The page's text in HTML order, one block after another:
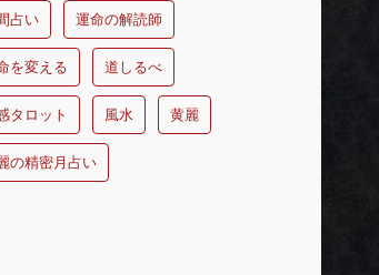
占い 運命の解読師
を変える 道しるべ
タロット 風水 黄麗
の精密月占い